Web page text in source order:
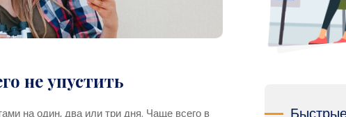
не упустить
на один, два или три дня. Чаще всего в